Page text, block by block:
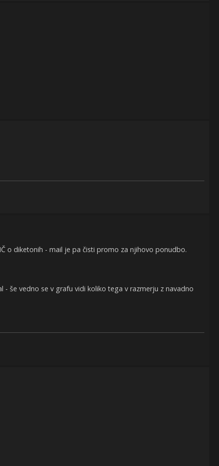
o diketonih - mail je pa čisti promo za njihovo ponudbo.
še vedno se v grafu vidi koliko tega v razmerju z navadno